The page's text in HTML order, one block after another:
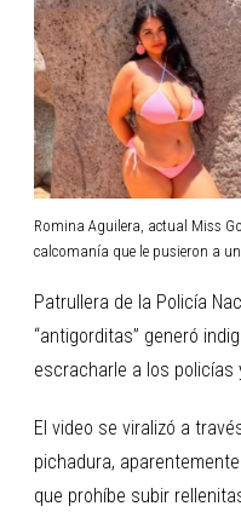
Romina Aguilera, actual Miss
calcomanía que le pusieron a
Patrullera de la Policía
“antigorditas” generó
escracharle a los policías
El video se viralizó a
pichadura,
que prohíbe subir